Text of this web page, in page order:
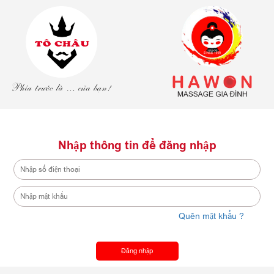
Nhập thông tin để đăng nhập
Quên mật khẩu ?